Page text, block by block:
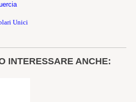
Unici
INTERESSARE ANCHE: